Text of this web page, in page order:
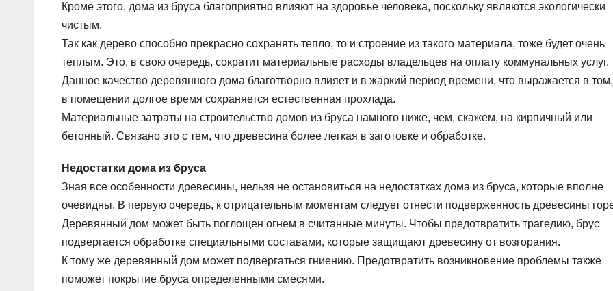
Кроме этого, дома из бруса благоприятно влияют на здоровье человека, поскольку являются экологически
чистым.
Так как дерево способно прекрасно сохранять тепло, то и строение из такого материала, тоже будет очень
теплым. Это, в свою очередь, сократит материальные расходы владельцев на оплату коммунальных услуг.
Данное качество деревянного дома благотворно влияет и в жаркий период времени, что выражается в
в помещении долгое время сохраняется естественная прохлада.
Материальные затраты на строительство домов из бруса намного ниже, чем, скажем, на кирпичный или
бетонный. Связано это с тем, что древесина более легкая в заготовке и обработке.
Недостатки дома из бруса
Зная все особенности древесины, нельзя не остановиться на недостатках дома из бруса, которые вполне
очевидны. В первую очередь, к отрицательным моментам следует отнести подверженность древесины
Деревянный дом может быть поглощен огнем в считанные минуты. Чтобы предотвратить трагедию, брус
подвергается обработке специальными составами, которые защищают древесину от возгорания.
К тому же деревянный дом может подвергаться гниению. Предотвратить возникновение проблемы также
поможет покрытие бруса определенными смесями.